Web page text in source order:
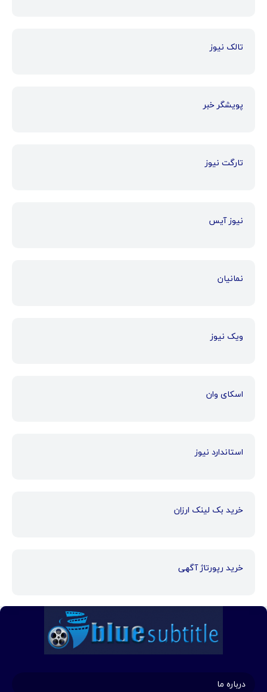
تالک نیوز
پویشگر خبر
تارگت نیوز
نیوز آیس
نمانیان
ویک نیوز
اسکای وان
استاندارد نیوز
خرید بک لینک ارزان
خرید رپورتاژ آگهی
درباره ما